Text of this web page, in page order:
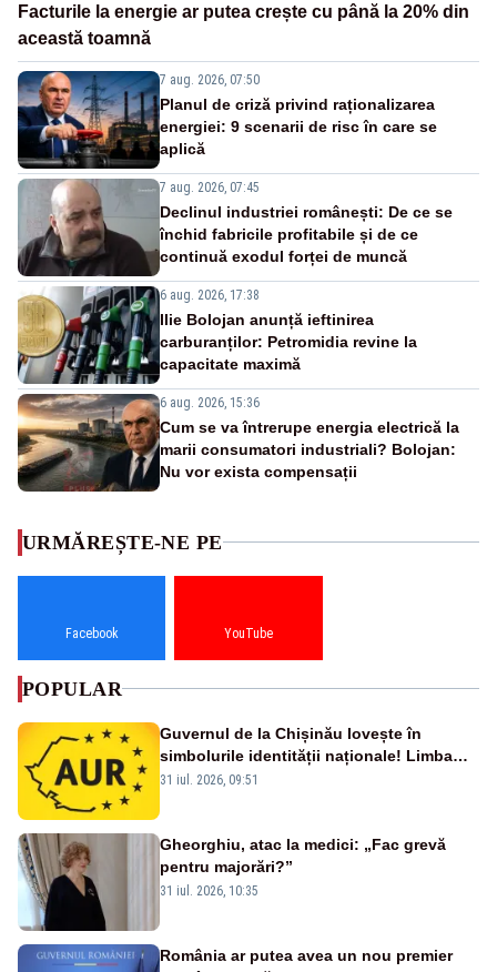
Facturile la energie ar putea crește cu până la 20% din
această toamnă
7 aug. 2026, 07:50
Planul de criză privind raționalizarea
energiei: 9 scenarii de risc în care se
aplică
7 aug. 2026, 07:45
Declinul industriei românești: De ce se
închid fabricile profitabile și de ce
continuă exodul forței de muncă
6 aug. 2026, 17:38
Ilie Bolojan anunță ieftinirea
carburanților: Petromidia revine la
capacitate maximă
6 aug. 2026, 15:36
Cum se va întrerupe energia electrică la
marii consumatori industriali? Bolojan:
Nu vor exista compensații
URMĂREȘTE-NE PE
Facebook YouTube
POPULAR
Guvernul de la Chișinău lovește în
simbolurile identității naționale! Limba
română nu se economisește! Limba
31 iul. 2026, 09:51
Gheorghiu, atac la medici: „Fac grevă
pentru majorări?”
31 iul. 2026, 10:35
România ar putea avea un nou premier